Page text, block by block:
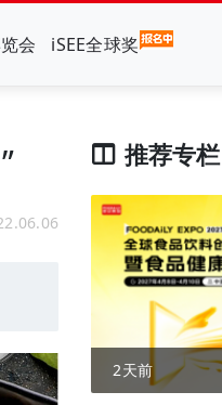
会 iSEE全球奖
推荐专栏
2天前